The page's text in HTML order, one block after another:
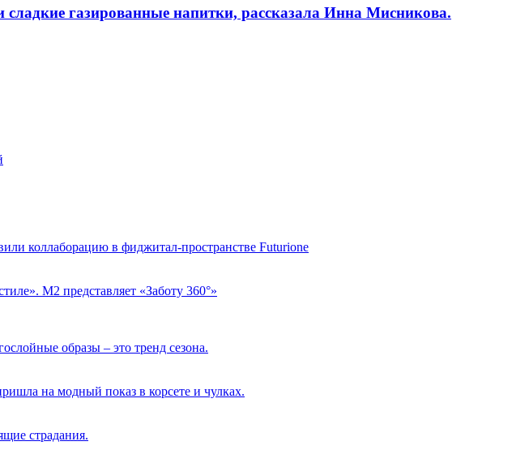
сладкие газированные напитки, рассказала Инна Мисникова.
коллаборацию в фиджитал-пространстве Futurione
М2 представляет «Заботу 360°»
образы – это тренд сезона.
на модный показ в корсете и чулках.
страдания.